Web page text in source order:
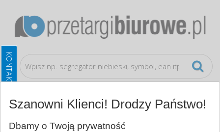
Artykuły do pisania i korygowania
Szanowni Klienci! Drodzy Państwo!
Dbamy o Twoją prywatność